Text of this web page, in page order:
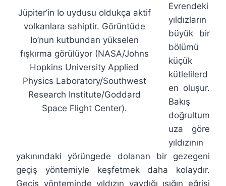
Jüpiter’in Io uydusu oldukça aktif
volkanlara sahiptir. Görüntüde
Io’nun kutbundan yükselen
fışkırma görülüyor (NASA/Johns
Hopkins University Applied
Physics Laboratory/Southwest
Research Institute/Goddard
Space Flight Center).
Evrendeki
yıldızların
büyük bir
bölümü
küçük
kütlelilerd
en oluşur.
Bakış
doğrultum
uza göre
yıldızının
yakınındaki yörüngede dolanan bir gezegeni
geçiş yöntemiyle keşfetmek daha kolaydır.
Geçiş yönteminde yıldızın yaydığı ışığın eğrisi